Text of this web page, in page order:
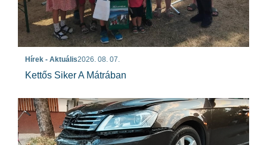
Hírek - Aktuális2026. 08. 07.
Kettős Siker A Mátrában